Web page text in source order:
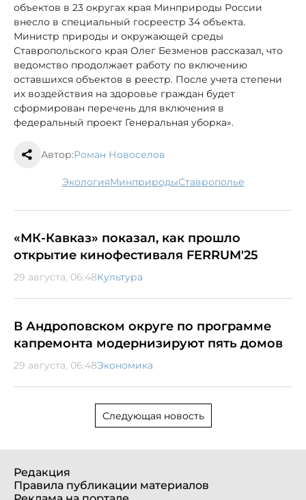
объектов в 23 округах края Минприроды России
внесло в специальный госреестр 34 объекта.
Министр природы и окружающей среды
Ставропольского края Олег Безменов рассказал, что
ведомство продолжает работу по включению
оставшихся объектов в реестр. После учета степени
их воздействия на здоровье граждан будет
сформирован перечень для включения в
федеральный проект Генеральная уборка».
Автор:Роман Новоселов
экология минприроды Ставрополье
«МК-Кавказ» показал, как прошло
открытие кинофестиваля FERRUM'25
29 августа, 06:48Культура
В Андроповском округе по программе
капремонта модернизируют пять домов
29 августа, 06:48Экономика
Следующая новость
Редакция
Правила публикации материалов